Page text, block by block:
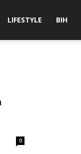
LIFESTYLE BIH
0